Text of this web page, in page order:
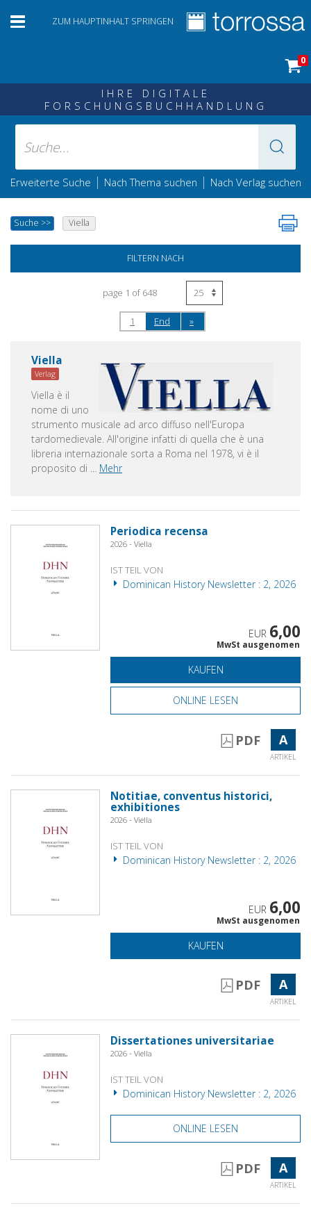
ZUM HAUPTINHALT SPRINGEN
0
IHRE DIGITALE
FORSCHUNGSBUCHHANDLUNG
Erweiterte Suche | Nach Thema suchen | Nach Verlag suchen
Suche >> Viella
FILTERN NACH
page 1 of 648
1 End »
Viella
Verlag
Viella è il
nome di uno
strumento musicale ad arco diffuso nell'Europa
tardomedievale. All'origine infatti di quella che è una
libreria internazionale sorta a Roma nel 1978, vi è il
proposito di
Mehr
Periodica recensa
2026 - Viella
IST TEIL VON
Dominican History Newsletter : 2, 2026
EUR 6,00
MwSt ausgenomen
KAUFEN
ONLINE LESEN
PDF A
ARTIKEL
Notitiae, conventus historici,
exhibitiones
2026 - Viella
IST TEIL VON
Dominican History Newsletter : 2, 2026
EUR 6,00
MwSt ausgenomen
KAUFEN
PDF A
ARTIKEL
Dissertationes universitariae
2026 - Viella
IST TEIL VON
Dominican History Newsletter : 2, 2026
ONLINE LESEN
PDF A
ARTIKEL